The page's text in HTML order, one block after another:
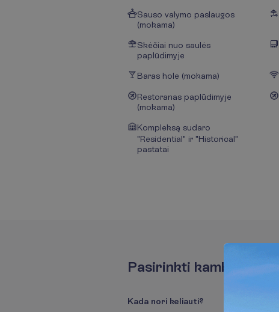
Sauso valymo paslaugos
(mokama)
Skėčiai nuo saulės
paplūdimyje
Baras hole (mokama)
Restoranas paplūdimyje
(mokama)
Kompleksą sudaro
"Residential" ir "Historical"
pastatai
Pasirinkti kamb rius
Kada nori keliauti?